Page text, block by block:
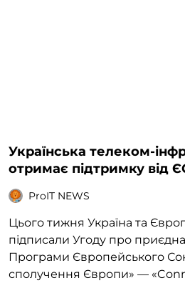
Українська телеком-
отримає підтримку від
ProIT NEWS
Цього тижня Україна та
підписали Угоду про
Програми Європейського
сполучення Європи» —